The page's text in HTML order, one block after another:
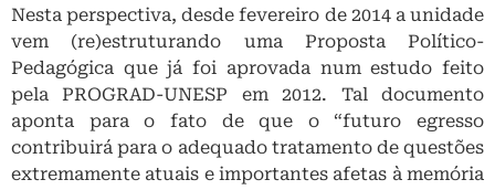
Nesta perspectiva, desde fevereiro de 2014 a unidade
vem (re)estruturando uma Proposta Político-
Pedagógica que já foi aprovada num estudo feito
pela PROGRAD-UNESP em 2012. Tal documento
aponta para o fato de que o “futuro egresso
contribuirá para o adequado tratamento de questões
extremamente atuais e importantes afetas à memória